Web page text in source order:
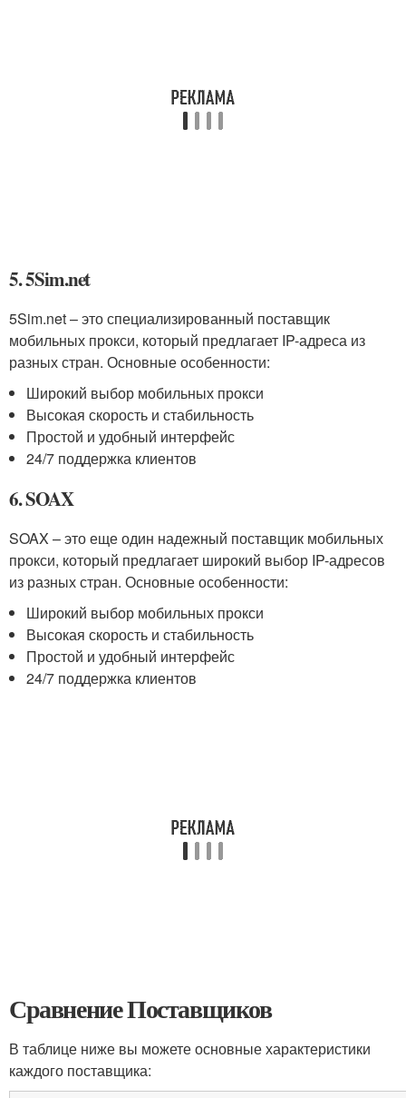
5. 5Sim.net
5Sim.net – это специализированный поставщик
мобильных прокси, который предлагает IP-адреса из
разных стран. Основные особенности:
Широкий выбор мобильных прокси
Высокая скорость и стабильность
Простой и удобный интерфейс
24/7 поддержка клиентов
6. SOAX
SOAX – это еще один надежный поставщик мобильных
прокси, который предлагает широкий выбор IP-адресов
из разных стран. Основные особенности:
Широкий выбор мобильных прокси
Высокая скорость и стабильность
Простой и удобный интерфейс
24/7 поддержка клиентов
Сравнение Поставщиков
В таблице ниже вы можете основные характеристики
каждого поставщика: